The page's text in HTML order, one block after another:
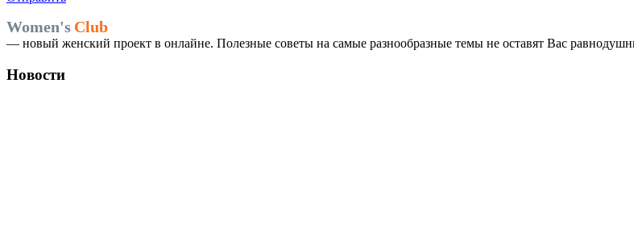
Women's Club
— новый женский проект в онлайне. Полезные советы на самые разнообразные темы не оставят Вас
Новости